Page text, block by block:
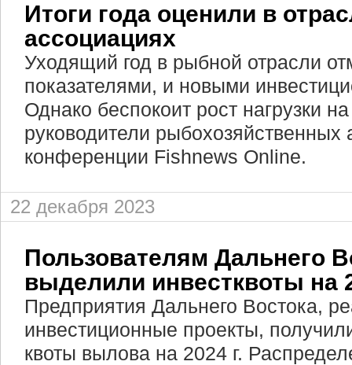
Итоги года оценили в
ассоциациях
Уходящий год в рыбной отрасли
показателями, и новыми
Однако беспокоит рост нагрузки
руководители рыбохозяйственных
конференции Fishnews Online.
22 декабря 2023
Пользователям Дальнего
выделили инвестквоты на
Предприятия Дальнего Востока,
инвестиционные проекты,
квоты вылова на 2024 г.